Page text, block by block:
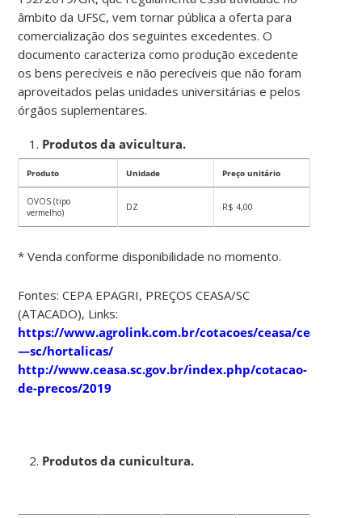
âmbito da UFSC, vem tornar pública a oferta para
comercialização dos seguintes excedentes. O
documento caracteriza como produção excedente
os bens perecíveis e não perecíveis que não foram
aproveitados pelas unidades universitárias e pelos
órgãos suplementares.
Produtos da avicultura.
Produto Unidade Preço unitário
OVOS (tipo
vermelho)
DZ R$ 4,00
* Venda conforme disponibilidade no momento.
Fontes: CEPA EPAGRI, PREÇOS CEASA/SC
(ATACADO), Links:
https://www.agrolink.com.br/cotacoes/ceasa/ceasa
—sc/hortalicas/
http://www.ceasa.sc.gov.br/index.php/cotacao-
de-precos/2019
Produtos da cunicultura.